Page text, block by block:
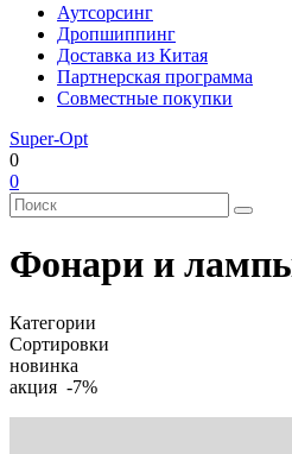
Аутсорсинг
Дропшиппинг
Доставка из Китая
Партнерская программа
Совместные покупки
Super-Opt
0
0
Фонари и
Категории
Сортировки
новинка
акция -7%